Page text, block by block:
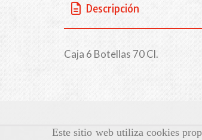
Este sitio web utiliza cookies
Descripción
Caja 6 Botellas 70 Cl.